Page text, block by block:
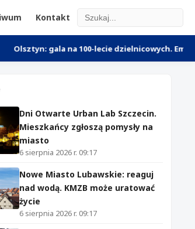
Kontakt
gala na 100-lecie dzielnicowych. Emerytowani
Dni Otwarte Urban Lab Szczecin.
Mieszkańcy zgłoszą pomysły na
miasto
6 sierpnia 2026 r. 09:17
Nowe Miasto Lubawskie: reaguj
nad wodą. KMZB może uratować
życie
6 sierpnia 2026 r. 09:17